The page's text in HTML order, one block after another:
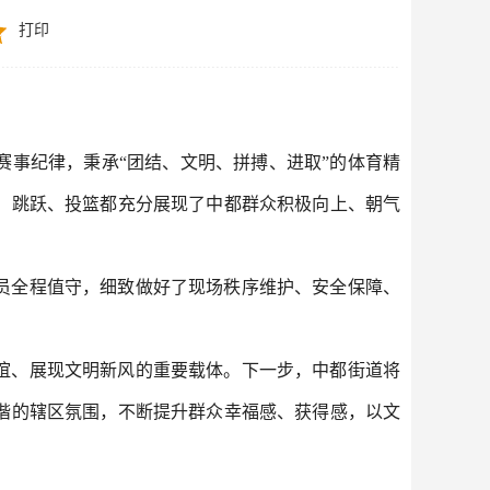
打印
纪律，秉承“团结、文明、拼搏、进取”的体育精
跃、投篮都充分展现了中都群众积极向上、朝气
程值守，细致做好了现场秩序维护、安全保障、
展现文明新风的重要载体。 下一步，中都街道将
辖区氛围，不断提升群众幸福感、获得感，以文